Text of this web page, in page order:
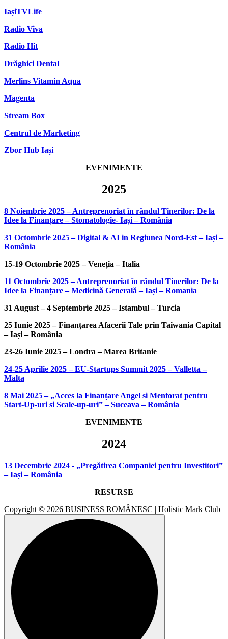
IașiTVLife
Radio Viva
Radio Hit
Drăghici Dental
Merlins Vitamin Aqua
Magenta
Stream Box
Centrul de Marketing
Zbor Hub Iași
EVENIMENTE
2025
8 Noiembrie 2025 – Antreprenoriat în rândul Tinerilor: De la
Idee la Finanțare – Stomatologie- Iași – România
31 Octombrie 2025 – Digital & AI in Regiunea Nord-Est – Iași –
România
15-19 Octombrie 2025 – Veneția – Italia
11 Octombrie 2025 – Antreprenoriat în rândul Tinerilor: De la
Idee la Finanțare – Medicină Generală – Iași – Romania
31 August – 4 Septembrie 2025 – Istambul – Turcia
25 Iunie 2025 – Finanțarea Afacerii Tale prin Taiwania Capital
– Iași – România
23-26 Iunie 2025 – Londra – Marea Britanie
24-25 Aprilie 2025 – EU-Startups Summit 2025 – Valletta –
Malta
8 Mai 2025 – „Acces la Finanțare Angel si Mentorat pentru
Start-Up-uri si Scale-up-uri” – Suceava – România
EVENIMENTE
2024
13 Decembrie 2024 - „Pregătirea Companiei pentru Investitori”
– Iași – România
RESURSE
Copyright © 2026 BUSINESS ROMÂNESC | Holistic Mark Club